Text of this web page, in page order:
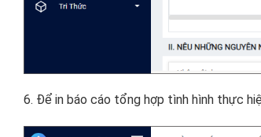
6. Để in báo cáo tổng hợp tình hình thực